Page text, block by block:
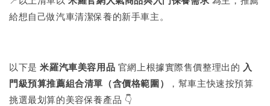
給想自己做汽車清潔保養的新手車主。
以下是米羅汽車美容用品 官網上根據實際售價整理出的 入
門級預算推薦組合清單（含價格範圍）
，幫車主快速按預算
挑選最划算的美容保養產品 👇